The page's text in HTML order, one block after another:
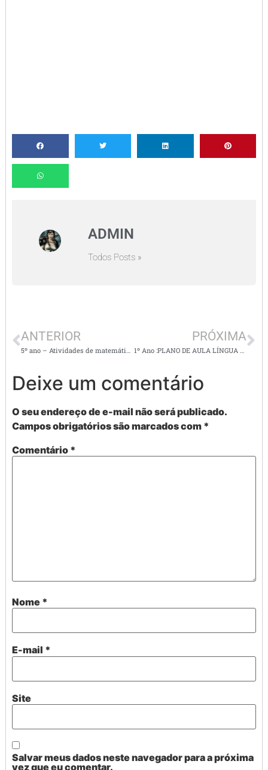
ADMIN
Todos Posts »
ANTERIOR PRÓXIMA
Deixe um comentário
O seu endereço de e-mail não será publicado.
Campos obrigatórios são marcados com *
Comentário *
Nome *
E-mail *
Site
Salvar meus dados neste navegador para a próxima
vez que eu comentar.